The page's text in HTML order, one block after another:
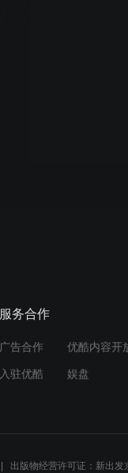
机
服务合作
广告合作 优酷内容开
入驻优酷 娱盘
出版物经营许可证：新出